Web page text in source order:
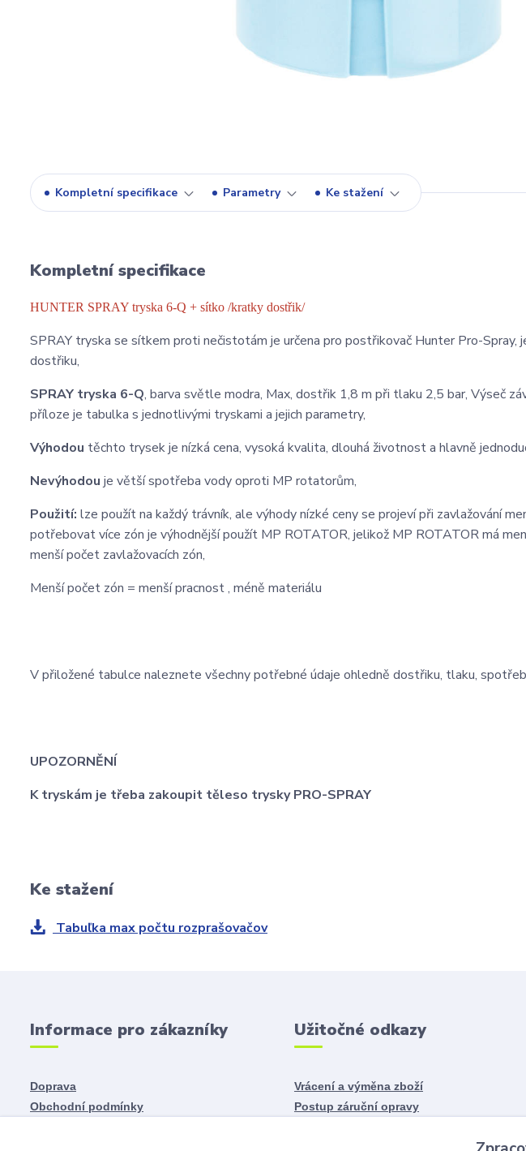
Kompletní specifikace Parametry Ke stažení
Kompletní specifikace
HUNTER SPRAY tryska 6-Q + sítko /kratky dostřik/
SPRAY tryska se sítkem proti nečistotám je určena pro postřikovač Hunter Pro-
dostřiku,
SPRAY tryska 6-Q, barva světle modra, Max, dostřik 1,8 m při tlaku 2,5 bar, Výseč
příloze je tabulka s jednotlivými tryskami a jejich parametry,
Výhodou těchto trysek je nízká cena, vysoká kvalita, dlouhá životnost a hlavně
Nevýhodou je větší spotřeba vody oproti MP rotatorům,
Použití: lze použít na každý trávník, ale výhody nízké ceny se projeví při zavlažování
potřebovat více zón je výhodnější použít MP ROTATOR, jelikož MP ROTATOR má
menší počet zavlažovacích zón,
Menší počet zón = menší pracnost , méně materiálu
V přiložené tabulce naleznete všechny potřebné údaje ohledně dostřiku, tlaku,
UPOZORNĚNÍ
K tryskám je třeba zakoupit těleso trysky PRO-SPRAY
Ke stažení
Tabuľka max počtu rozprašovačov
Informace pro zákazníky
Doprava
Obchodní podmínky
Užitočné odkazy
Vrácení a výměna zboží
Postup záruční opravy